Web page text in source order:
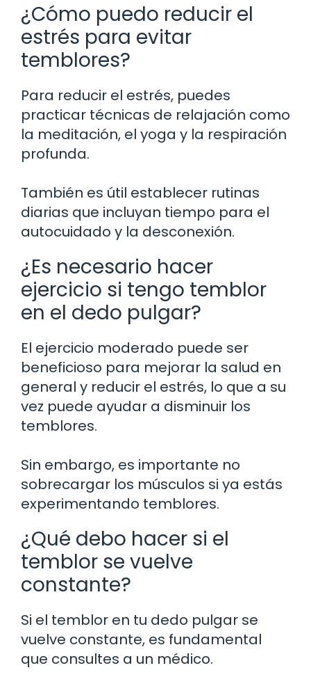
¿Cómo puedo reducir el
estrés para evitar
temblores?
Para reducir el estrés, puedes
practicar técnicas de relajación como
la meditación, el yoga y la respiración
profunda.
También es útil establecer rutinas
diarias que incluyan tiempo para el
autocuidado y la desconexión.
¿Es necesario hacer
ejercicio si tengo temblor
en el dedo pulgar?
El ejercicio moderado puede ser
beneficioso para mejorar la salud en
general y reducir el estrés, lo que a su
vez puede ayudar a disminuir los
temblores.
Sin embargo, es importante no
sobrecargar los músculos si ya estás
experimentando temblores.
¿Qué debo hacer si el
temblor se vuelve
constante?
Si el temblor en tu dedo pulgar se
vuelve constante, es fundamental
que consultes a un médico.